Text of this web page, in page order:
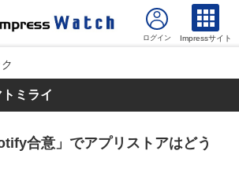
Impressサイト
ミライ
合意」でアプリストアはどう